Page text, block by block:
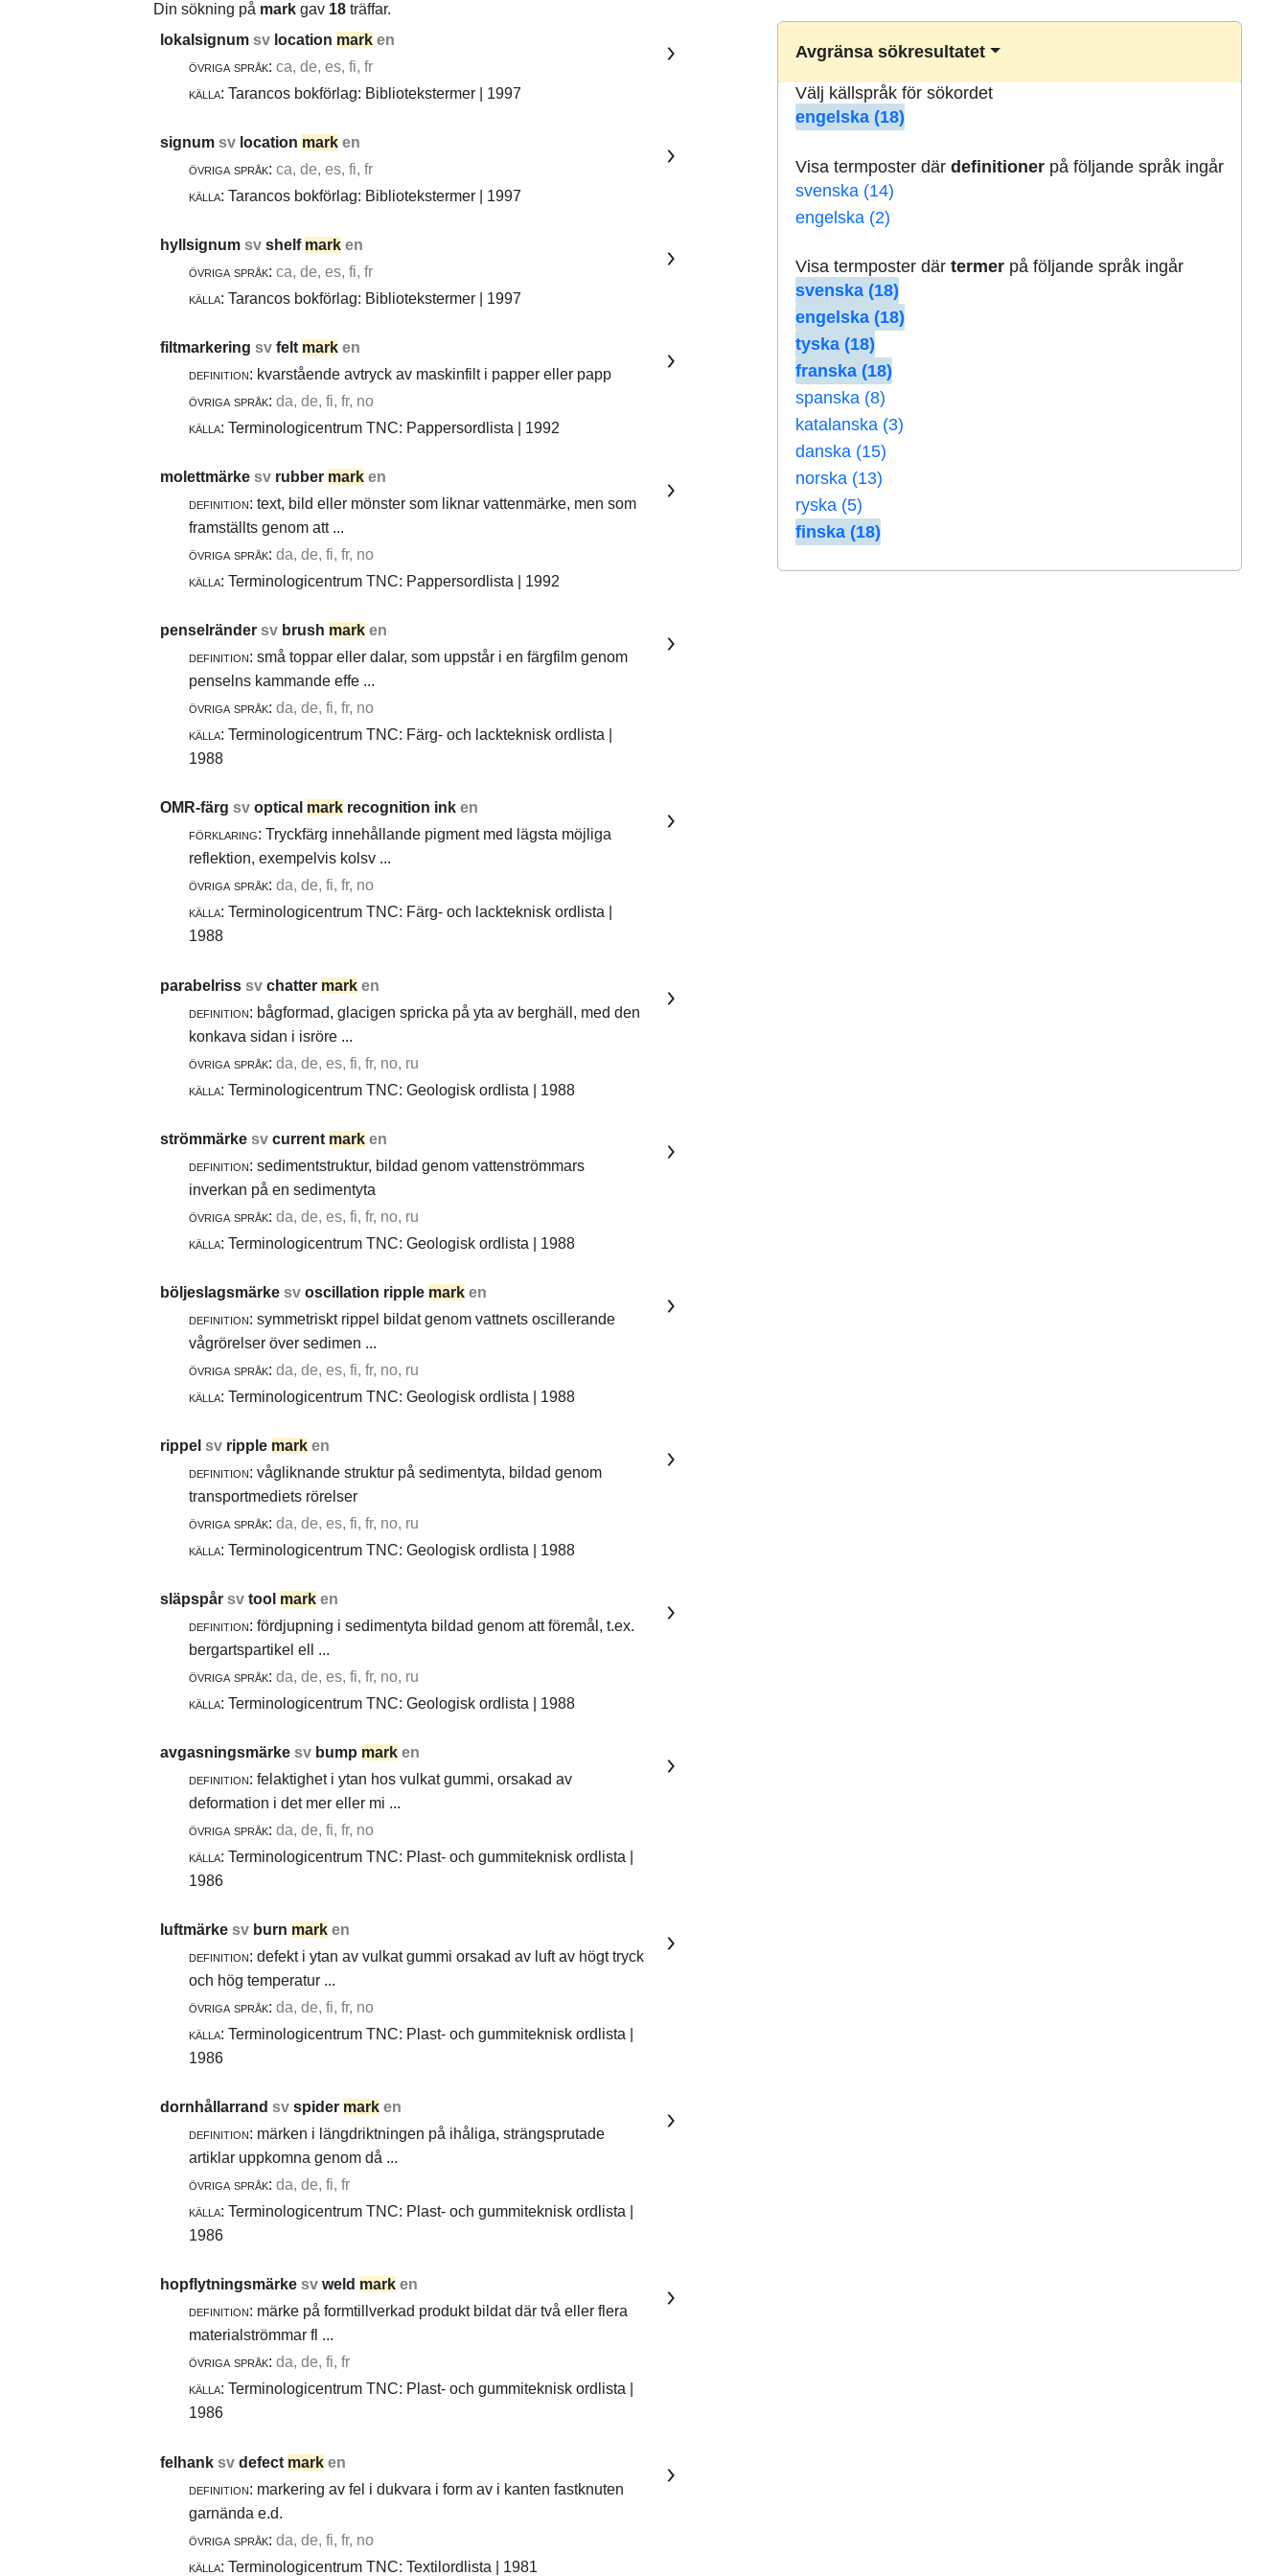
Din sökning på mark gav 18 träffar.
Avgränsa sökresultatet
Välj källspråk för sökordet
engelska (18)
Visa termposter därdefinitioner på följande språk ingår
svenska (14)
engelska (2)
Visa termposter därtermer på följande språk ingår
svenska (18)
engelska (18)
tyska (18)
franska (18)
spanska (8)
katalanska (3)
danska (15)
norska (13)
ryska (5)
finska (18)
lokalsignum sv location mark en
övriga språk: ca, de, es, fi, fr
källa: Tarancos bokförlag: Bibliotekstermer | 1997
signum sv location mark en
övriga språk: ca, de, es, fi, fr
källa: Tarancos bokförlag: Bibliotekstermer | 1997
hyllsignum sv shelf mark en
övriga språk: ca, de, es, fi, fr
källa: Tarancos bokförlag: Bibliotekstermer | 1997
filtmarkering sv felt mark en
definition: kvarstående avtryck av maskinfilt i papper eller papp
övriga språk: da, de, fi, fr, no
källa: Terminologicentrum TNC: Pappersordlista | 1992
molettmärke sv rubber mark en
definition: text, bild eller mönster som liknar vattenmärke, men som
framställts genom att ...
övriga språk: da, de, fi, fr, no
källa: Terminologicentrum TNC: Pappersordlista | 1992
penselränder sv brush mark en
definition: små toppar eller dalar, som uppstår i en färgfilm genom
penselns kammande effe ...
övriga språk: da, de, fi, fr, no
källa: Terminologicentrum TNC: Färg- och lackteknisk ordlista |
1988
OMR-färg sv optical markrecognition ink en
förklaring: Tryckfärg innehållande pigment med lägsta möjliga
reflektion, exempelvis kolsv ...
övriga språk: da, de, fi, fr, no
källa: Terminologicentrum TNC: Färg- och lackteknisk ordlista |
1988
parabelriss sv chatter mark en
definition: bågformad, glacigen spricka på yta av berghäll, med den
konkava sidan i isröre ...
övriga språk: da, de, es, fi, fr, no, ru
källa: Terminologicentrum TNC: Geologisk ordlista | 1988
strömmärke sv current mark en
definition: sedimentstruktur, bildad genom vattenströmmars
inverkan på en sedimentyta
övriga språk: da, de, es, fi, fr, no, ru
källa: Terminologicentrum TNC: Geologisk ordlista | 1988
böljeslagsmärke sv oscillation ripple mark en
definition: symmetriskt rippel bildat genom vattnets oscillerande
vågrörelser över sedimen ...
övriga språk: da, de, es, fi, fr, no, ru
källa: Terminologicentrum TNC: Geologisk ordlista | 1988
rippel sv ripple mark en
definition: vågliknande struktur på sedimentyta, bildad genom
transportmediets rörelser
övriga språk: da, de, es, fi, fr, no, ru
källa: Terminologicentrum TNC: Geologisk ordlista | 1988
släpspår sv tool mark en
definition: fördjupning i sedimentyta bildad genom att föremål, t.ex.
bergartspartikel ell ...
övriga språk: da, de, es, fi, fr, no, ru
källa: Terminologicentrum TNC: Geologisk ordlista | 1988
avgasningsmärke sv bump mark en
definition: felaktighet i ytan hos vulkat gummi, orsakad av
deformation i det mer eller mi ...
övriga språk: da, de, fi, fr, no
källa: Terminologicentrum TNC: Plast- och gummiteknisk ordlista |
1986
luftmärke sv burn mark en
definition: defekt i ytan av vulkat gummi orsakad av luft av högt tryck
och hög temperatur ...
övriga språk: da, de, fi, fr, no
källa: Terminologicentrum TNC: Plast- och gummiteknisk ordlista |
1986
dornhållarrand sv spider mark en
definition: märken i längdriktningen på ihåliga, strängsprutade
artiklar uppkomna genom då ...
övriga språk: da, de, fi, fr
källa: Terminologicentrum TNC: Plast- och gummiteknisk ordlista |
1986
hopflytningsmärke sv weld mark en
definition: märke på formtillverkad produkt bildat där två eller flera
materialströmmar fl ...
övriga språk: da, de, fi, fr
källa: Terminologicentrum TNC: Plast- och gummiteknisk ordlista |
1986
felhank sv defect mark en
definition: markering av fel i dukvara i form av i kanten fastknuten
garnända e.d.
övriga språk: da, de, fi, fr, no
källa: Terminologicentrum TNC: Textilordlista | 1981